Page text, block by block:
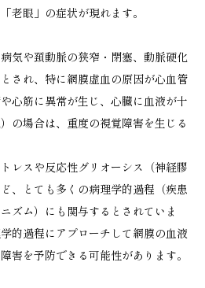
老眼」の症状が現れます。
気や頚動脈の狭窄・閉塞、動脈硬化
され、特に網膜虚血の原因が心血管
心筋に異常が生じ、心臓に血液が十
の場合は、重度の視覚障害を生じる
レスや反応性グリオーシス（神経膠
、とても多くの病理学的過程（疾患
ズム）にも関与するとされていま
的過程にアプローチして網膜の血液
害を予防できる可能性があります。